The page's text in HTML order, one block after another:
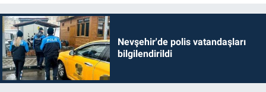
Nevşehir'de polis vatandaşları
bilgilendirildi